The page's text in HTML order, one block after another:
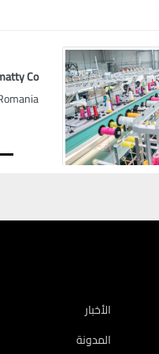
Co
الأخبار
المدونة